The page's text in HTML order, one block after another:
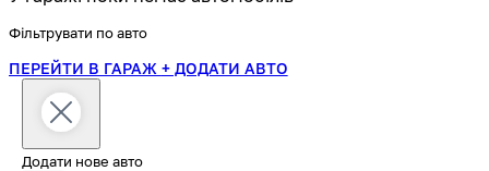
Фільтрувати по авто
ПЕРЕЙТИ В ГАРАЖ + ДОДАТИ АВТО
Додати нове авто